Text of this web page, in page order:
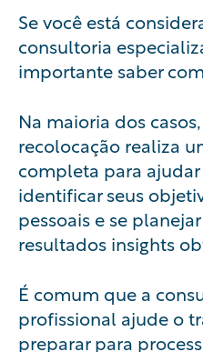
Se você está
consultoria
importante saber
Na maioria dos
recolocação realiza
completa para
identificar seus
pessoais e se
resultados insights
É comum que a
profissional ajude o
preparar para